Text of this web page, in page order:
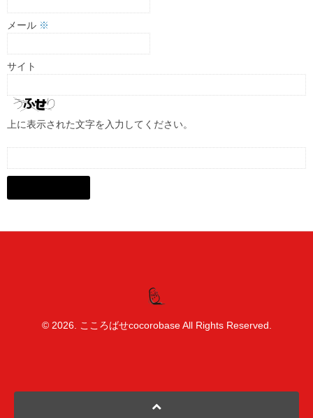
メール ※
サイト
上に表示された文字を入力してください。
© 2026. こころばせcocorobase All Rights Reserved.